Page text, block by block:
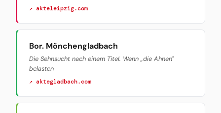
↗ akteleipzig.com
Bor. Mönchengladbach
Die Sehnsucht nach einem Titel. Wenn „die Ahnen"
belasten
↗ aktegladbach.com